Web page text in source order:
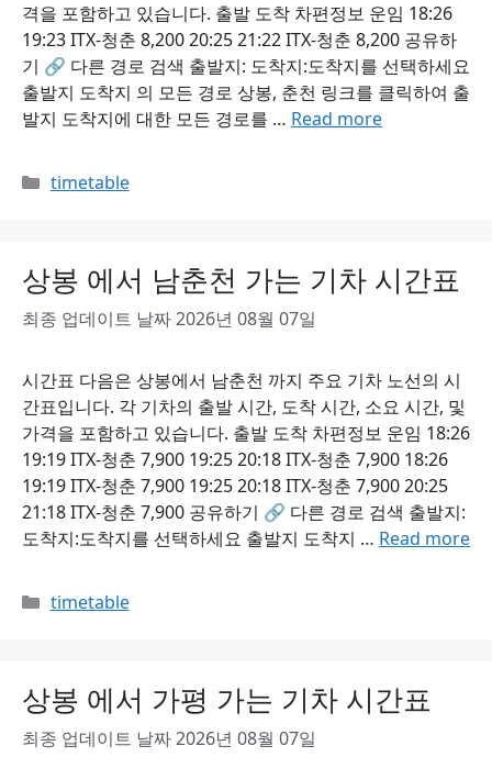
격을 포함하고 있습니다. 출발 도착 차편정보 운임 18:26
19:23 ITX-청춘 8,200 20:25 21:22 ITX-청춘 8,200 공유하
기 🔗 다른 경로 검색 출발지: 도착지:도착지를 선택하세요
출발지 도착지 의 모든 경로 상봉, 춘천 링크를 클릭하여 출
발지 도착지에 대한 모든 경로를 … Read more
Categories
timetable
상봉 에서 남춘천 가는 기차 시간표
최종 업데이트 날짜 2026년 08월 07일
시간표 다음은 상봉에서 남춘천 까지 주요 기차 노선의 시
간표입니다. 각 기차의 출발 시간, 도착 시간, 소요 시간, 및
가격을 포함하고 있습니다. 출발 도착 차편정보 운임 18:26
19:19 ITX-청춘 7,900 19:25 20:18 ITX-청춘 7,900 18:26
19:19 ITX-청춘 7,900 19:25 20:18 ITX-청춘 7,900 20:25
21:18 ITX-청춘 7,900 공유하기 🔗 다른 경로 검색 출발지:
도착지:도착지를 선택하세요 출발지 도착지 … Read more
Categories
timetable
상봉 에서 가평 가는 기차 시간표
최종 업데이트 날짜 2026년 08월 07일